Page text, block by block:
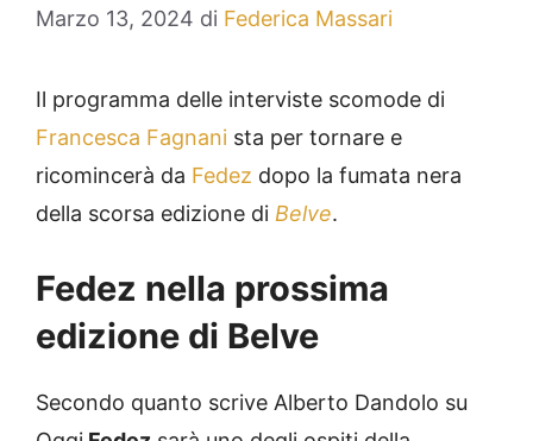
Marzo 13, 2024 di Federica Massari
Il programma delle interviste scomode di
Francesca Fagnani sta per tornare e
ricomincerà da Fedez dopo la fumata nera
della scorsa edizione di Belve.
Fedez nella prossima
edizione di Belve
Secondo quanto scrive Alberto Dandolo su